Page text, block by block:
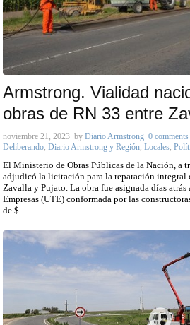
Armstrong. Vialidad
obras de RN 33 entre
noviembre 21, 2023 by Diario Armstrong 0 comments
Deliberando, Diario Armstrong y Región, Locales,
El Ministerio de Obras Públicas de la Nación, a
adjudicó la licitación para la reparación integral
Zavalla y Pujato. La obra fue asignada días
Empresas (UTE) conformada por las
de $ …